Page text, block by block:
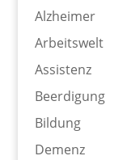
Alzheimer
Arbeitswelt
Assistenz
Beerdigung
Bildung
Demenz